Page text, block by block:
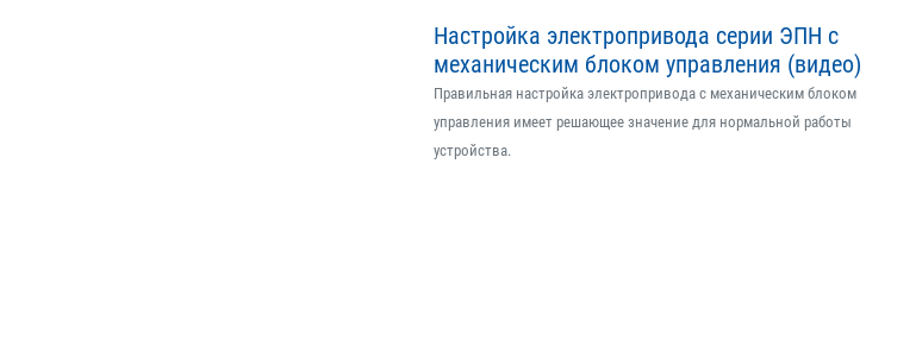
Настройка электропривода серии ЭПН с
механическим блоком управления (видео)
Правильная настройка электропривода с механическим блоком
управления имеет решающее значение для нормальной работы
устройства.